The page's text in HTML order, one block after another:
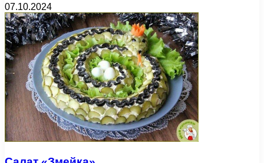
07.10.2024